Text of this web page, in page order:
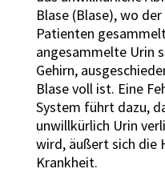
Blase (Blase), wo
Patienten
angesammelte Urin
Gehirn,
Blase voll ist. Eine
System führt dazu,
unwillkürlich Urin
wird, äußert sich die
Krankheit.